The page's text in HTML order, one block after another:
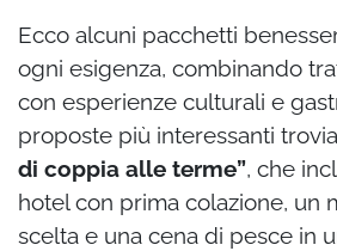
Ecco alcuni pacchetti
ogni esigenza, combinando
con esperienze culturali e
proposte più interessanti
di coppia alle terme”, che
hotel con prima colazione, un
scelta e una cena di pesce in